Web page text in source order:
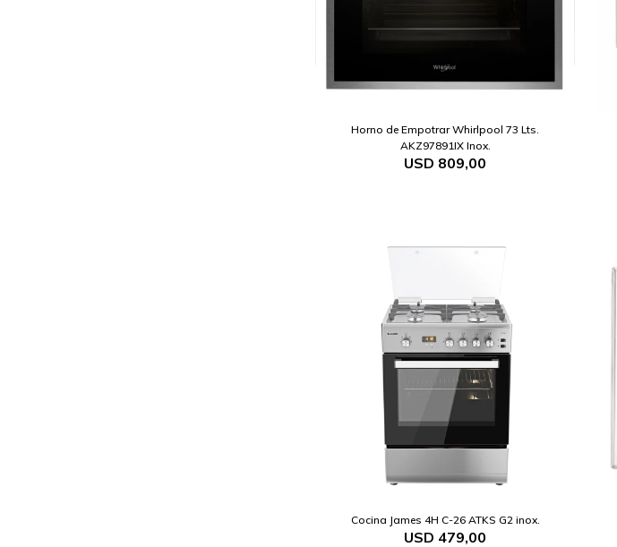
Horno de Empotrar Whirlpool 73 Lts.
AKZ97891IX Inox.
USD 809,00
Cocina James 4H C-26 ATKS G2 inox.
USD 479,00